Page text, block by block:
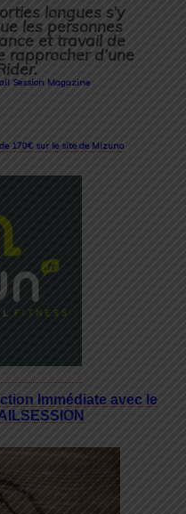
longues s’y
les personnes
et travail de
rapprocher d’une
Session Magazine
170€ sur le site de Mizuno
Immédiate avec le